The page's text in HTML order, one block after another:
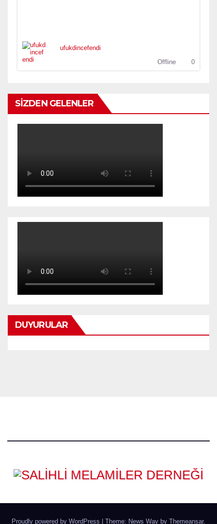
ufukdincefendi
Offline
0
SİZDEN GELENLER
DUYURULAR
Proudly powered by WordPress | Theme: News Way by Themeansar.